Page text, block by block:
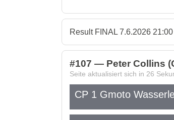
Result FINAL 7.6.2026 21:00
#107 — Peter Collins
Seite aktualisiert sich in 26
CP 1 Gmoto